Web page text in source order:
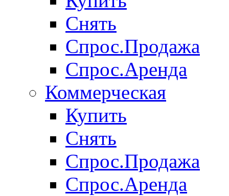
Снять
Спрос.Продажа
Спрос.Аренда
Коммерческая
Купить
Снять
Спрос.Продажа
Спрос.Аренда